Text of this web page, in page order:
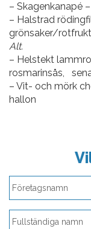
– Skagenkanapé
– Halstrad
grönsaker/
Alt.
– Helstekt
rosmarinsås,
– Vit- och mörk
hallon